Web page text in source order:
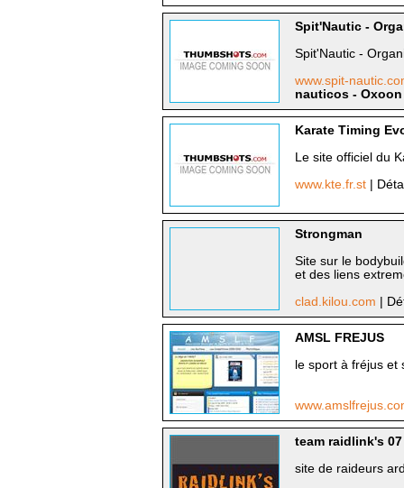
Spit'Nautic -
Spit'Nautic -
www.spit-
nauticos - Oxoon
Karate Timing
Le site officiel du
www.kte.fr.st
|
Strongman
Site sur le
et des liens
clad.kilou.com
|
AMSL FREJUS
le sport à fréjus et
team raidlink's 07
site de raideurs